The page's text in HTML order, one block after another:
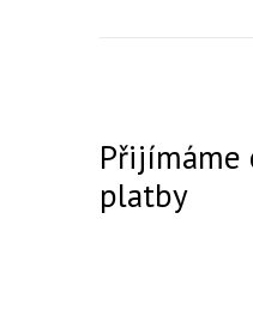
Přijímáme
platby